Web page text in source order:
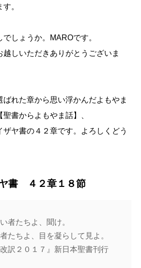
。
しょうか。MAROです。
しいただきありがとうございま
れた章から思い浮かんだよもやま
書からよもやま話】、
ヤ書の４２章です。よろしくどう
書 ４２章１８節
者たちよ、聞け。
たちよ、目を凝らして見よ。
訳２０１７』新日本聖書刊行